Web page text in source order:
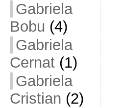
Gabriela
Bobu (4)
Gabriela
Cernat(1)
Gabriela
Cristian (2)